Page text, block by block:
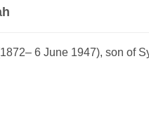
6 June 1947), son of